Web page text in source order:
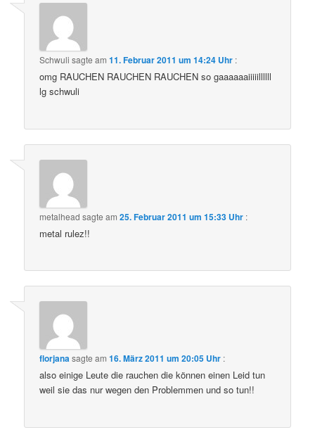
Schwuli sagte am11. Februar 2011 um 14:24 Uhr :
omg RAUCHEN RAUCHEN RAUCHEN so gaaaaaaiiiiillllll
lg schwuli
metalhead sagte am25. Februar 2011 um 15:33 Uhr :
metal rulez!!
florjanasagte am16. März 2011 um 20:05 Uhr :
also einige Leute die rauchen die können einen Leid tun
weil sie das nur wegen den Problemmen und so tun!!